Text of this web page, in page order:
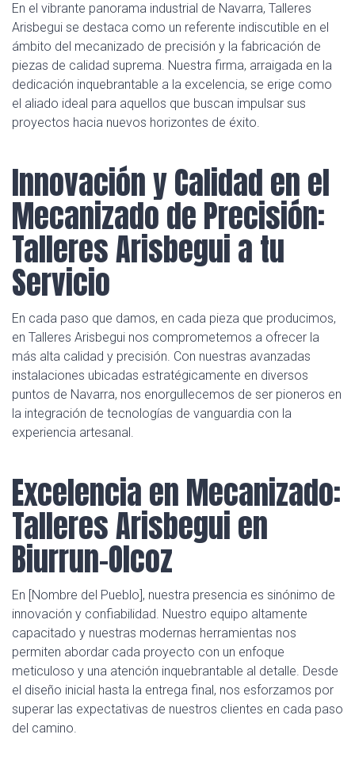
En el vibrante panorama industrial de Navarra, Talleres
Arisbegui se destaca como un referente indiscutible en el
ámbito del mecanizado de precisión y la fabricación de
piezas de calidad suprema. Nuestra firma, arraigada en la
dedicación inquebrantable a la excelencia, se erige como
el aliado ideal para aquellos que buscan impulsar sus
proyectos hacia nuevos horizontes de éxito.
Innovación y Calidad en el
Mecanizado de Precisión:
Talleres Arisbegui a tu
Servicio
En cada paso que damos, en cada pieza que producimos,
en Talleres Arisbegui nos comprometemos a ofrecer la
más alta calidad y precisión. Con nuestras avanzadas
instalaciones ubicadas estratégicamente en diversos
puntos de Navarra, nos enorgullecemos de ser pioneros en
la integración de tecnologías de vanguardia con la
experiencia artesanal.
Excelencia en Mecanizado:
Talleres Arisbegui en
Biurrun-Olcoz
En [Nombre del Pueblo], nuestra presencia es sinónimo de
innovación y confiabilidad. Nuestro equipo altamente
capacitado y nuestras modernas herramientas nos
permiten abordar cada proyecto con un enfoque
meticuloso y una atención inquebrantable al detalle. Desde
el diseño inicial hasta la entrega final, nos esforzamos por
superar las expectativas de nuestros clientes en cada paso
del camino.